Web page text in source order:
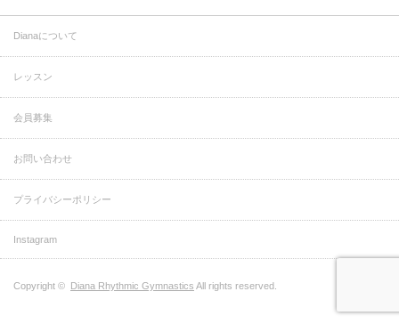
Dianaについて
レッスン
会員募集
お問い合わせ
プライバシーポリシー
Instagram
Copyright © Diana Rhythmic Gymnastics All rights reserved.